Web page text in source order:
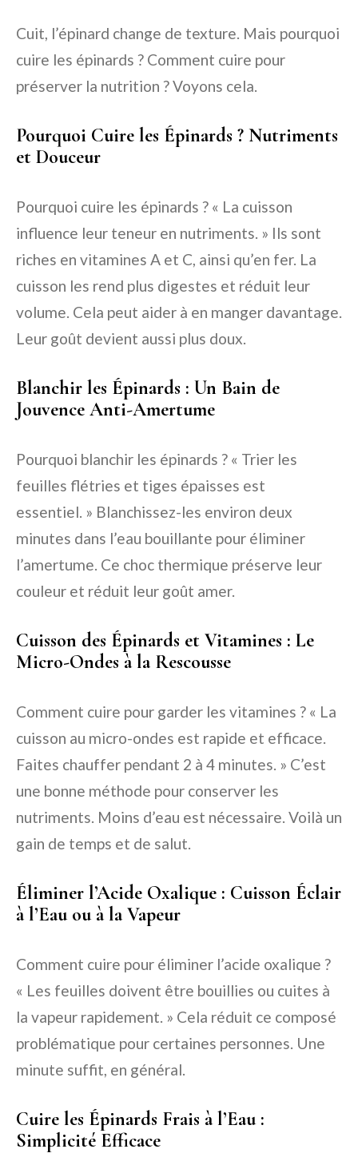
Cuit, l’épinard change de texture. Mais pourquoi
cuire les épinards ? Comment cuire pour
préserver la nutrition ? Voyons cela.
Pourquoi Cuire les Épinards ? Nutriments
et Douceur
Pourquoi cuire les épinards ? « La cuisson
influence leur teneur en nutriments. » Ils sont
riches en vitamines A et C, ainsi qu’en fer. La
cuisson les rend plus digestes et réduit leur
volume. Cela peut aider à en manger davantage.
Leur goût devient aussi plus doux.
Blanchir les Épinards : Un Bain de
Jouvence Anti-Amertume
Pourquoi blanchir les épinards ? « Trier les
feuilles flétries et tiges épaisses est
essentiel. » Blanchissez-les environ deux
minutes dans l’eau bouillante pour éliminer
l’amertume. Ce choc thermique préserve leur
couleur et réduit leur goût amer.
Cuisson des Épinards et Vitamines : Le
Micro-Ondes à la Rescousse
Comment cuire pour garder les vitamines ? « La
cuisson au micro-ondes est rapide et efficace.
Faites chauffer pendant 2 à 4 minutes. » C’est
une bonne méthode pour conserver les
nutriments. Moins d’eau est nécessaire. Voilà un
gain de temps et de salut.
Éliminer l’Acide Oxalique : Cuisson Éclair
à l’Eau ou à la Vapeur
Comment cuire pour éliminer l’acide oxalique ?
« Les feuilles doivent être bouillies ou cuites à
la vapeur rapidement. » Cela réduit ce composé
problématique pour certaines personnes. Une
minute suffit, en général.
Cuire les Épinards Frais à l’Eau :
Simplicité Efficace